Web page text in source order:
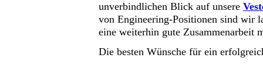
unverbindlichen Blick auf unsere
von Engineering-Positionen sind wir
eine weiterhin gute Zusammenarbeit
Die besten Wünsche für ein